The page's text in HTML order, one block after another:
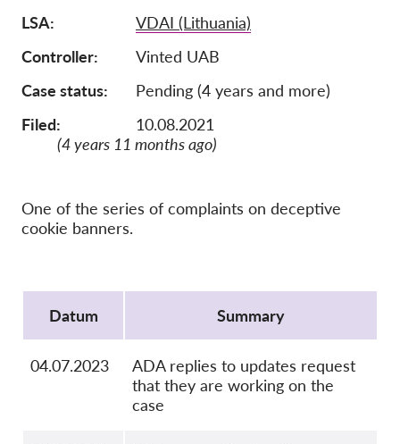
O nás
Tým
Výroční zprávy
Otázky a odpovědi
Kariéra
OnionShare
LSA
VDAI (Lithuania)
Controller
Vinted UAB
Case status
Pending (4 years and more)
Filed:
10.08.2021
(4 years 11 months ago)
One of the series of complaints on deceptive
cookie banners.
Datum
Summary
04.07.2023
ADA replies to updates request
that they are working on the
case